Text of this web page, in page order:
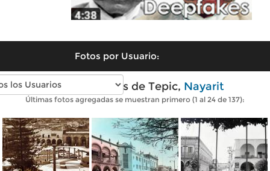
Fotos por Usuario:
Fotos antiguas de Tepic, Nayarit
Últimas fotos agregadas se muestran primero (1 al 24 de 137):